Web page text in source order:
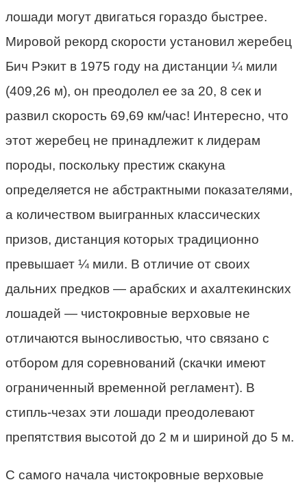
лошади могут двигаться гораздо быстрее.
Мировой рекорд скорости установил жеребец
Бич Рэкит в 1975 году на дистанции ¼ мили
(409,26 м), он преодолел ее за 20, 8 сек и
развил скорость 69,69 км/час! Интересно, что
этот жеребец не принадлежит к лидерам
породы, поскольку престиж скакуна
определяется не абстрактными показателями,
а количеством выигранных классических
призов, дистанция которых традиционно
превышает ¼ мили. В отличие от своих
дальних предков — арабских и ахалтекинских
лошадей — чистокровные верховые не
отличаются выносливостью, что связано с
отбором для соревнований (скачки имеют
ограниченный временной регламент). В
стипль-чезах эти лошади преодолевают
препятствия высотой до 2 м и шириной до 5 м.
С самого начала чистокровные верховые